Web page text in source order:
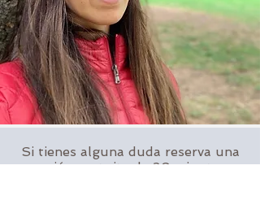
Si tienes alguna duda reserva una
sesión gratuita de 20 minutos